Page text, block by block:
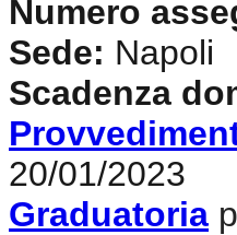
Numero
Sede: Napoli
Scadenza
20/01/2023
Graduatoria